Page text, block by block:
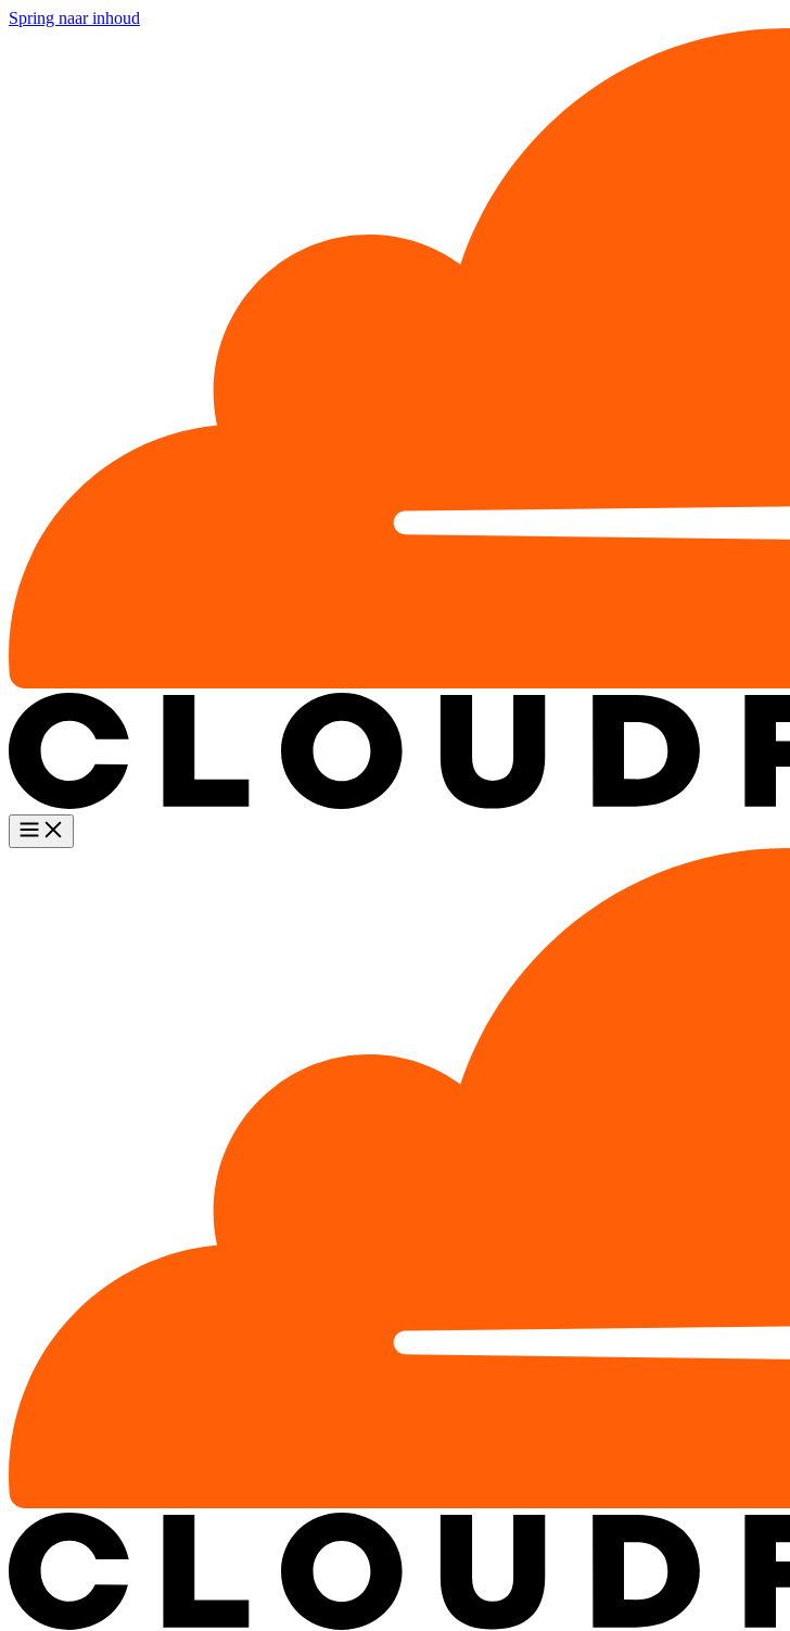
Spring naar inhoud